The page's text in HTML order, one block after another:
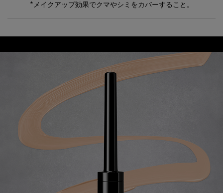
*メイクアップ効果でクマやシミをカバーすること。